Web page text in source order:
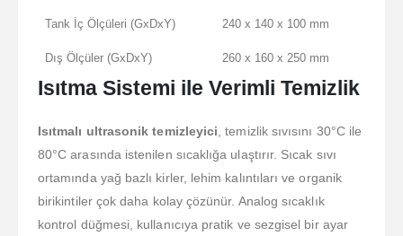
Tank İç Ölçüleri (GxDxY) 240 x 140 x 100 mm
Dış Ölçüler (GxDxY) 260 x 160 x 250 mm
Isıtma Sistemi ile Verimli Temizlik
Isıtmalı ultrasonik temizleyici , temizlik sıvısını 30°C ile
80°C arasında istenilen sıcaklığa ulaştırır. Sıcak sıvı
ortamında yağ bazlı kirler, lehim kalıntıları ve organik
birikintiler çok daha kolay çözünür. Analog sıcaklık
kontrol düğmesi, kullanıcıya pratik ve sezgisel bir ayar